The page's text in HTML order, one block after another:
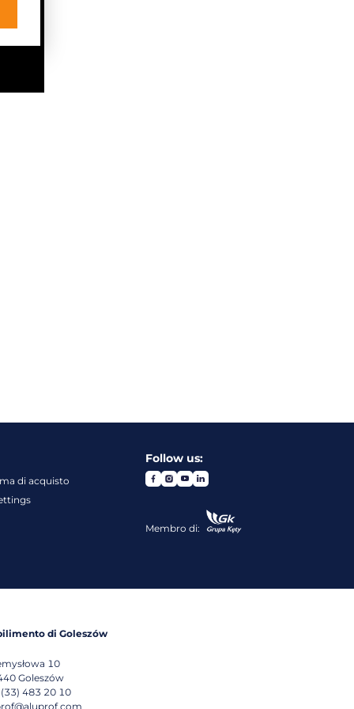
di acquisto
Follow us:
Membro di:
di Goleszów
10
Goleszów
483 20 10